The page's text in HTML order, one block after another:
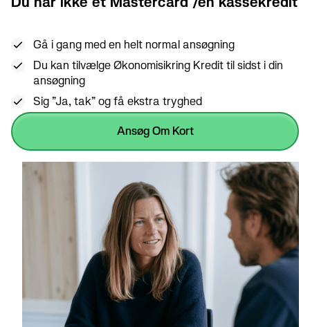
Gå i gang med en helt normal ansøgning
Du kan tilvælge Økonomisikring Kredit til sidst i din
ansøgning
Sig ”Ja, tak” og få ekstra tryghed
Ansøg Om Kort